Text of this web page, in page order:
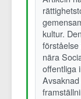
kultur.
nära
offentliga